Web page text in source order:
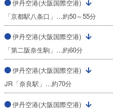
伊丹空港(大阪国際空港)
「京都駅八条口」…約50～55分
伊丹空港(大阪国際空港)
「第二阪奈生駒」…約60分
伊丹空港(大阪国際空港)
JR「奈良駅」…約70分
伊丹空港(大阪国際空港)